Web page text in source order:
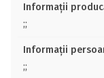
Informații
;;
Informații
;;